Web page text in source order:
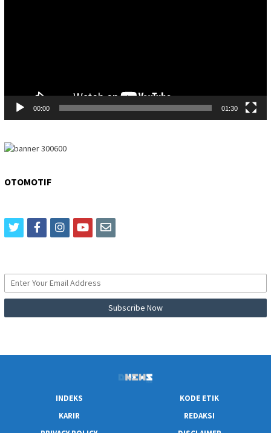
00:00 01:30
OTOMOTIF
twitterfacebookinstagram
youtubeemail
INDEKS
KODE ETIK
KARIR
REDAKSI